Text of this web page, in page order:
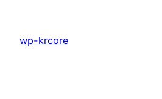
wp-krcore